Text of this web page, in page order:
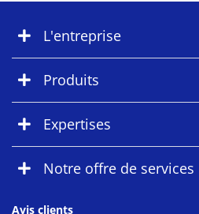
L'entreprise
Produits
Expertises
Notre offre de services
Avis clients